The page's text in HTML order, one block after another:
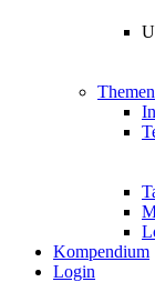
Themen
Kompendium
Login